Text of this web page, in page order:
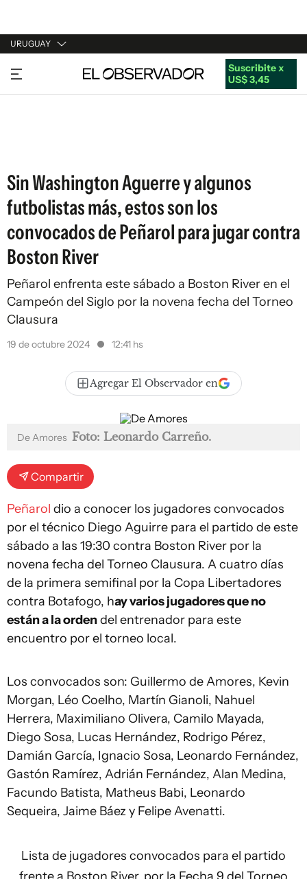
URUGUAY
URUGUAY
ARGENTINA
Suscribite x
US$ 3,45
Sin Washington Aguerre y algunos
futbolistas más, estos son los
convocados de Peñarol para jugar contra
Boston River
Peñarol enfrenta este sábado a Boston River en el
Campeón del Siglo por la novena fecha del Torneo
Clausura
19 de octubre 2024 12:41 hs
Agregar El Observador en
De Amores Foto: Leonardo Carreño.
Compartir
Peñarol dio a conocer los jugadores convocados
por el técnico Diego Aguirre para el partido de este
sábado a las 19:30 contra Boston River por la
novena fecha del Torneo Clausura. A cuatro días
de la primera semifinal por la Copa Libertadores
contra Botafogo, hay varios jugadores que no
están a la ordendel entrenador para este
encuentro por el torneo local.
Los convocados son: Guillermo de Amores, Kevin
Morgan, Léo Coelho, Martín Gianoli, Nahuel
Herrera, Maximiliano Olivera, Camilo Mayada,
Diego Sosa, Lucas Hernández, Rodrigo Pérez,
Damián García, Ignacio Sosa, Leonardo Fernández,
Gastón Ramírez, Adrián Fernández, Alan Medina,
Facundo Batista, Matheus Babi, Leonardo
Sequeira, Jaime Báez y Felipe Avenatti.
Lista de jugadores convocados para el partido